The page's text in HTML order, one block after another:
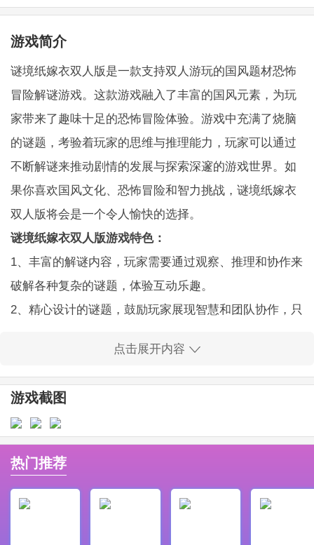
游戏简介
谜境纸嫁衣双人版是一款支持双人游玩的国风题材恐怖
冒险解谜游戏。这款游戏融入了丰富的国风元素，为玩
家带来了趣味十足的恐怖冒险体验。游戏中充满了烧脑
的谜题，考验着玩家的思维与推理能力，玩家可以通过
不断解谜来推动剧情的发展与探索深邃的游戏世界。如
果你喜欢国风文化、恐怖冒险和智力挑战，谜境纸嫁衣
双人版将会是一个令人愉快的选择。
谜境纸嫁衣双人版游戏特色：
1、丰富的解谜内容，玩家需要通过观察、推理和协作来
破解各种复杂的谜题，体验互动乐趣。
2、精心设计的谜题，鼓励玩家展现智慧和团队协作，只
3、深入的故事线，伴随着解谜过程逐步揭开隐藏在游戏
各个角落的神秘事件真相。
4、提供的游戏内容均为免费，玩家可以尽情享受高品质
的解谜与冒险乐趣。
5、玩家将在这里体验到紧张刺激的氛围，心跳加速的恐
怖元素将增加游戏的吸引力。
6、支持直观的操作方式，让玩家轻松上手，享受简便畅
点击展开内容
游戏截图
热门推荐